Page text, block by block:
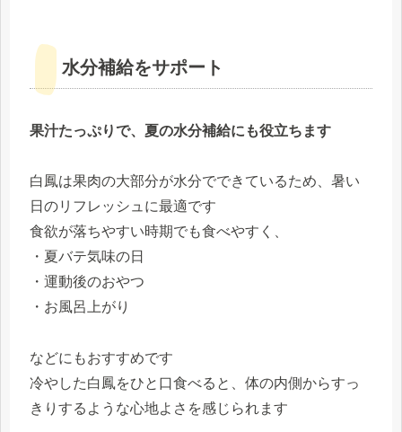
水分補給をサポート
果汁たっぷりで、夏の水分補給にも役立ちます
白鳳は果肉の大部分が水分でできているため、暑い
日のリフレッシュに最適です
食欲が落ちやすい時期でも食べやすく、
・夏バテ気味の日
・運動後のおやつ
・お風呂上がり
などにもおすすめです
冷やした白鳳をひと口食べると、体の内側からすっ
きりするような心地よさを感じられます